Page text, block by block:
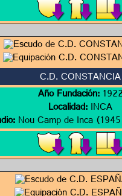
C.D. CONSTANCIA
Año Fundación:1922
Localidad:INCA
Nou Camp de Inca